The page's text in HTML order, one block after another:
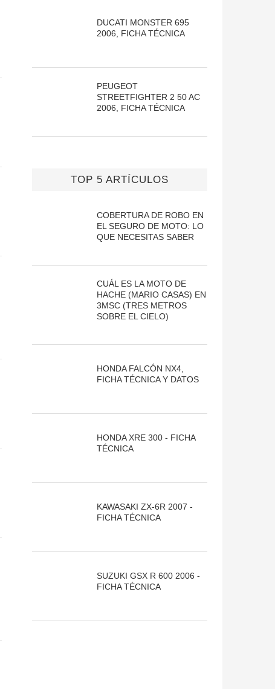
DUCATI MONSTER 695
2006, FICHA TÉCNICA
PEUGEOT
STREETFIGHTER 2 50 AC
2006, FICHA TÉCNICA
TOP 5 ARTÍCULOS
COBERTURA DE ROBO EN
EL SEGURO DE MOTO: LO
QUE NECESITAS SABER
CUÁL ES LA MOTO DE
HACHE (MARIO CASAS) EN
3MSC (TRES METROS
SOBRE EL CIELO)
HONDA FALCÓN NX4,
FICHA TÉCNICA Y DATOS
HONDA XRE 300 - FICHA
TÉCNICA
KAWASAKI ZX-6R 2007 -
FICHA TÉCNICA
SUZUKI GSX R 600 2006 -
FICHA TÉCNICA